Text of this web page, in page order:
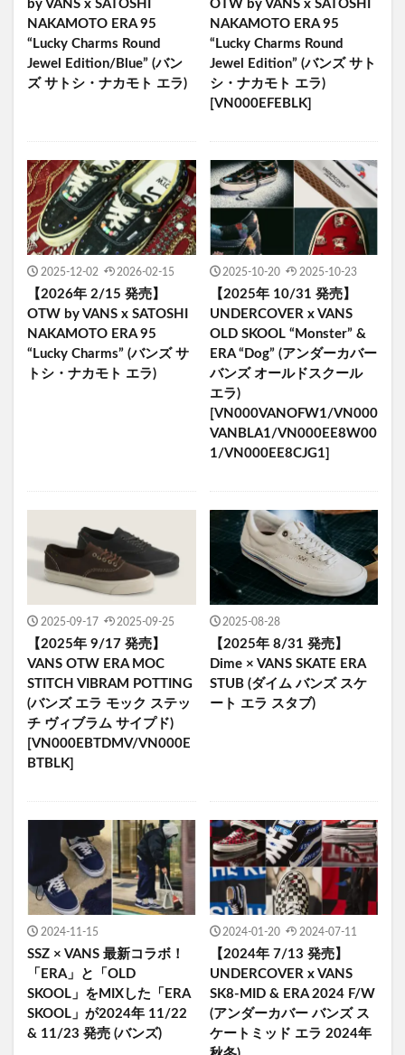
by VANS x SATOSHI
NAKAMOTO ERA 95
“Lucky Charms Round
Jewel Edition/Blue” (バン
ズ サトシ・ナカモト エラ)
OTW by VANS x SATOSHI
NAKAMOTO ERA 95
“Lucky Charms Round
Jewel Edition” (バンズ サト
シ・ナカモト エラ)
[VN000EFEBLK]
2025-12-02 2026-02-15
【2026年 2/15 発売】
OTW by VANS x SATOSHI
NAKAMOTO ERA 95
“Lucky Charms” (バンズ サ
トシ・ナカモト エラ)
2025-10-20 2025-10-23
【2025年 10/31 発売】
UNDERCOVER x VANS
OLD SKOOL “Monster” &
ERA “Dog” (アンダーカバー
バンズ オールドスクール
エラ)
[VN000VANOFW1/VN000
VANBLA1/VN000EE8W00
1/VN000EE8CJG1]
2025-09-17 2025-09-25
【2025年 9/17 発売】
VANS OTW ERA MOC
STITCH VIBRAM POTTING
(バンズ エラ モック ステッ
チ ヴィブラム サイプド)
[VN000EBTDMV/VN000E
BTBLK]
2025-08-28
【2025年 8/31 発売】
Dime × VANS SKATE ERA
STUB (ダイム バンズ スケ
ート エラ スタブ)
2024-11-15
SSZ × VANS 最新コラボ！
「ERA」と「OLD
SKOOL」をMIXした「ERA
SKOOL」が2024年 11/22
& 11/23 発売 (バンズ)
2024-01-20 2024-07-11
【2024年 7/13 発売】
UNDERCOVER x VANS
SK8-MID & ERA 2024 F/W
(アンダーカバー バンズ ス
ケートミッド エラ 2024年